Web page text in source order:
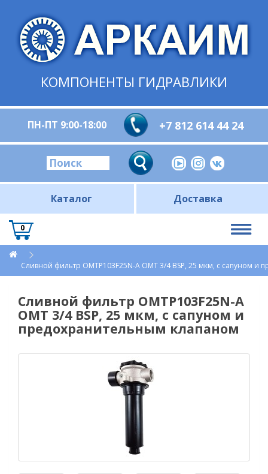
КОМПОНЕНТЫ ГИДРАВЛИКИ
ПН-ПТ 9:00-18:00 +7 812 614 44 24
Каталог Доставка
0
Сливной фильтр OMTP103F25N-A OMT 3/4 BSP, 25 мкм, с сапуном и
Сливной фильтр OMTP103F25N-A
OMT 3/4 BSP, 25 мкм, с сапуном и
предохранительным клапаном